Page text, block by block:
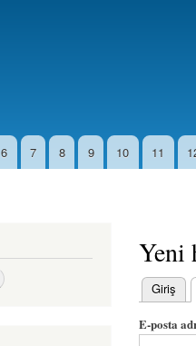
6 7 8 9 10 11
Yeni
Birincil
Giriş
E-posta